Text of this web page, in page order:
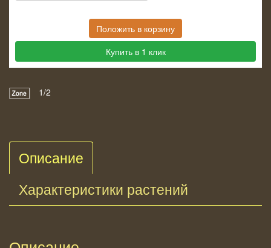
Положить в корзину
Купить в 1 клик
1/2
Описание
Характеристики растений